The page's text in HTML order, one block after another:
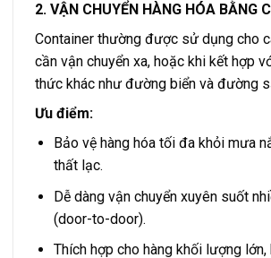
2. VẬN CHUYỂN HÀNG HÓA BẰNG
Container thường được sử dụng cho
cần vận chuyển xa, hoặc khi kết hợp
thức khác như đường biển và đường
Ưu điểm:
Bảo vệ hàng hóa tối đa khỏi mưa
thất lạc.
Dễ dàng vận chuyển xuyên suốt
(door-to-door).
Thích hợp cho hàng khối lượng lớn,